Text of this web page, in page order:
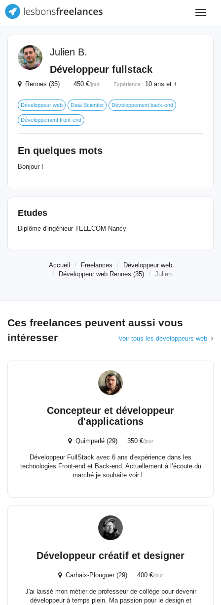
Toggle
Julien B.
Développeur fullstack
Rennes (35) 450 €/jour Expérience : 10 ans et +
Développeur web Data Scientist Développement back-end
Développement front-end
En quelques mots
Bonjour !
Etudes
Diplôme d'ingénieur TELECOM Nancy
Accueil Freelances
Développeur web
Développeur web Rennes (35)
Julien
Ces freelances peuvent aussi vous
intéresser
Voir tous les développeurs web
Concepteur et développeur
d'applications
Quimperlé (29) 350 €/jour
Développeur FullStack avec 6 ans d'expérience dans les
technologies Front-end et Back-end. Actuellement à l’écoute du
marché je souhaite voir l...
Développeur créatif et designer
Carhaix-Plouguer (29) 400 €/jour
J'ai laissé mon métier de professeur de collège pour devenir
développeur à temps plein. Ma passion pour le design et